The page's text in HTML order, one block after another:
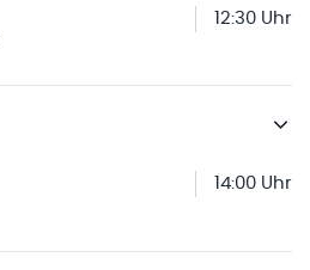
12:30 Uhr
14:00 Uhr